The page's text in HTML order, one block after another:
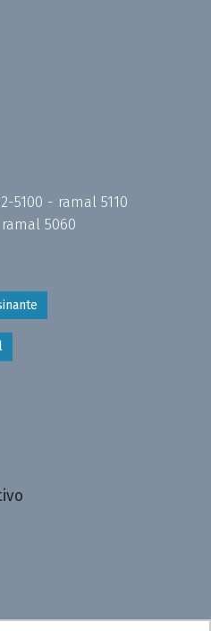
5100 - ramal 5110
ramal 5060